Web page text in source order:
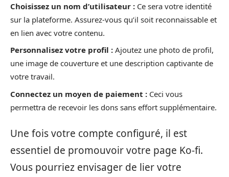
Choisissez un nom d’utilisateur : Ce sera votre identité
sur la plateforme. Assurez-vous qu’il soit reconnaissable et
en lien avec votre contenu.
Personnalisez votre profil : Ajoutez une photo de profil,
une image de couverture et une description captivante de
votre travail.
Connectez un moyen de paiement : Ceci vous
permettra de recevoir les dons sans effort supplémentaire.
Une fois votre compte configuré, il est
essentiel de promouvoir votre page Ko-fi.
Vous pourriez envisager de lier votre